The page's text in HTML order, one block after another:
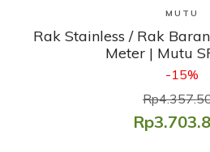
LihatMUTU
Rak Stainless / Rak
Meter | Mutu
-15%